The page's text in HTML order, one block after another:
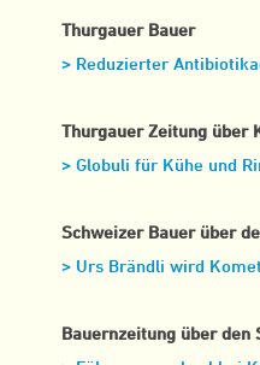
Thurgauer Bauer
> Reduzierter
Thurgauer Zeitung über
> Globuli für Kühe und
Schweizer Bauer über
> Urs Brändli wird
Bauernzeitung über den